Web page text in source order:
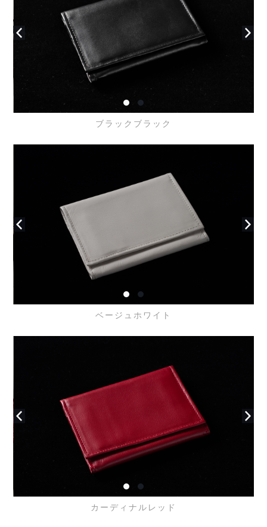
ブラックブラック
ベージュホワイト
カーディナルレッド